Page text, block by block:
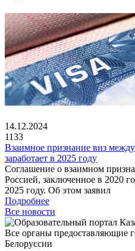
14.12.2024
1133
Взаимное признание виз
заработает в 2025 году
Соглашение о взаимном
Россией, заключенное в 2020
2025 году. Об этом заявил
Подробнее
Все новости
Все органы предоставляющие
Белоруссии